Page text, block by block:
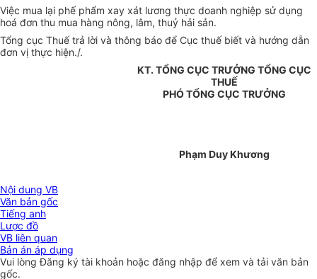
Việc mua lại phế phẩm xay xát lương thực doanh nghiệp sử dụng
hoá đơn thu mua hàng nông, lâm, thuỷ hải sản.
Tổng cục Thuế trả lời và thông báo để Cục thuế biết và hướng dẫn
đơn vị thực hiện./.
KT. TỔNG CỤC TRƯỞNG TỔNG CỤC
THUẾ
PHÓ TỔNG CỤC TRƯỞNG
Phạm Duy Khương
Nội dung VB
Văn bản gốc
Tiếng anh
Lược đồ
VB liên quan
Bản án áp dụng
Vui lòngĐăng ký tài khoản hoặc đăng nhập để xem và tải văn bản
gốc.